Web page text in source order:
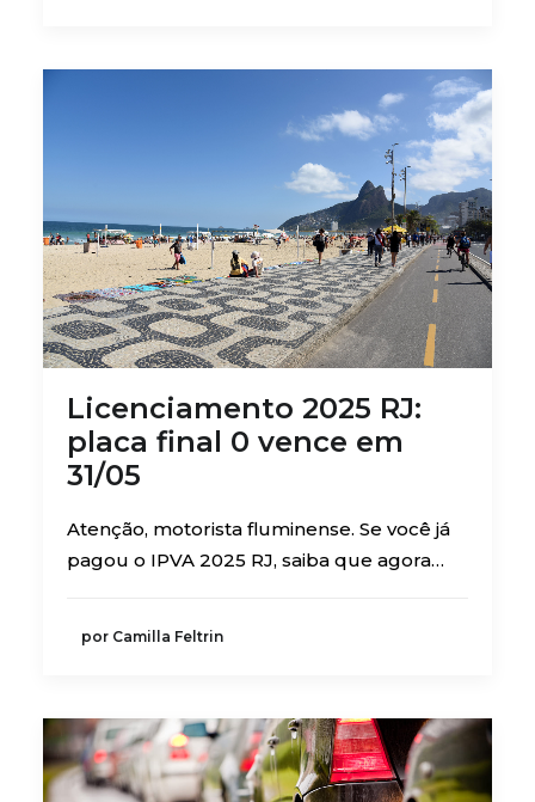
Licenciamento 2025 RJ:
placa final 0 vence em
31/05
Atenção, motorista fluminense. Se você já
pagou o IPVA 2025 RJ, saiba que agora…
por Camilla Feltrin